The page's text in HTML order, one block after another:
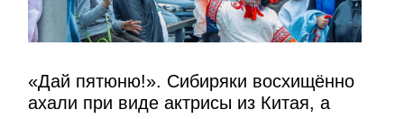
«Дай пятюню!». Сибиряки восхищённо
ахали при виде актрисы из Китая, а